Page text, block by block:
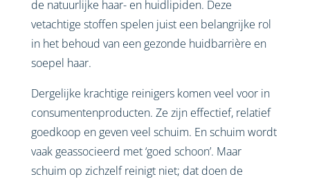
de natuurlijke haar- en huidlipiden. Deze
vetachtige stoffen spelen juist een belangrijke rol
in het behoud van een gezonde huidbarrière en
soepel haar.
Dergelijke krachtige reinigers komen veel voor in
consumentenproducten. Ze zijn effectief, relatief
goedkoop en geven veel schuim. En schuim wordt
vaak geassocieerd met ‘goed schoon’. Maar
schuim op zichzelf reinigt niet; dat doen de